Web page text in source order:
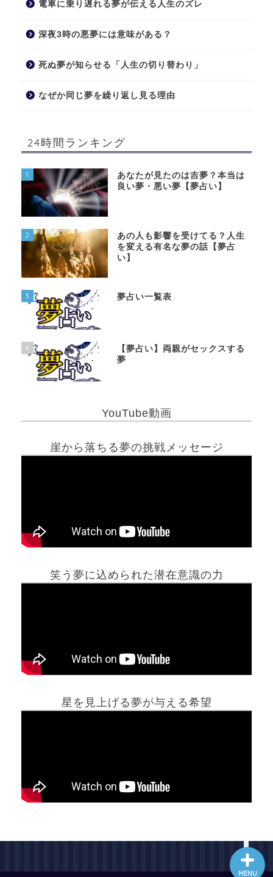
電車に乗り遅れる夢が伝える人生のズレ
深夜3時の悪夢には意味がある？
死ぬ夢が知らせる「人生の切り替わり」
なぜか同じ夢を繰り返し見る理由
24時間ランキング
1
あなたが見たのは吉夢？本当は
良い夢・悪い夢【夢占い】
2
あの人も影響を受けてる？人生
を変える有名な夢の話【夢占
い】
3 夢占い一覧表
4
【夢占い】両親がセックスする
夢
YouTube動画
崖から落ちる夢の挑戦メッセージ
笑う夢に込められた潜在意識の力
星を見上げる夢が与える希望
MENU
ホーム
最新記事動画